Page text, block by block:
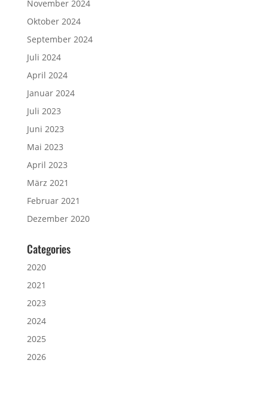
November 2024
Oktober 2024
September 2024
Juli 2024
April 2024
Januar 2024
Juli 2023
Juni 2023
Mai 2023
April 2023
März 2021
Februar 2021
Dezember 2020
Categories
2020
2021
2023
2024
2025
2026